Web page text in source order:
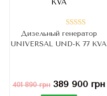
Оценка
5.00из 5
Дизельный генератор
UNIVERSAL UND-K 77 KVA
401 890грн 389 900 грн